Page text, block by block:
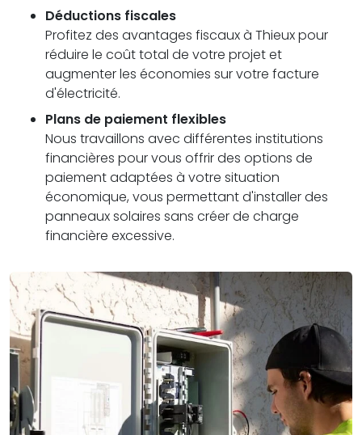
Déductions fiscales
Profitez des avantages fiscaux à Thieux pour
réduire le coût total de votre projet et
augmenter les économies sur votre facture
d'électricité.
Plans de paiement flexibles
Nous travaillons avec différentes institutions
financières pour vous offrir des options de
paiement adaptées à votre situation
économique, vous permettant d'installer des
panneaux solaires sans créer de charge
financière excessive.